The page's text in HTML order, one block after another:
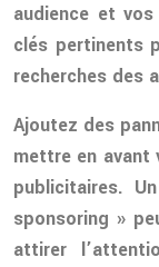
audience et
clés pertinents
recherches des
Ajoutez des
mettre en
publicitaires.
sponsoring »
attirer